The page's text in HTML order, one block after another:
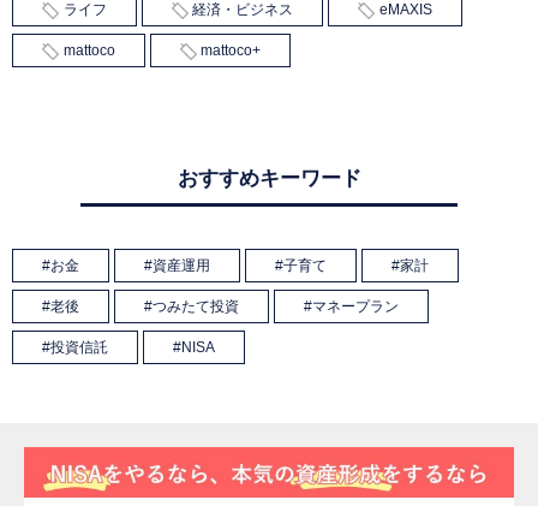
ライフ 経済・ビジネス eMAXIS
mattoco mattoco+
おすすめキーワード
お金 資産運用 子育て 家計
老後 つみたて投資 マネープラン
投資信託 NISA